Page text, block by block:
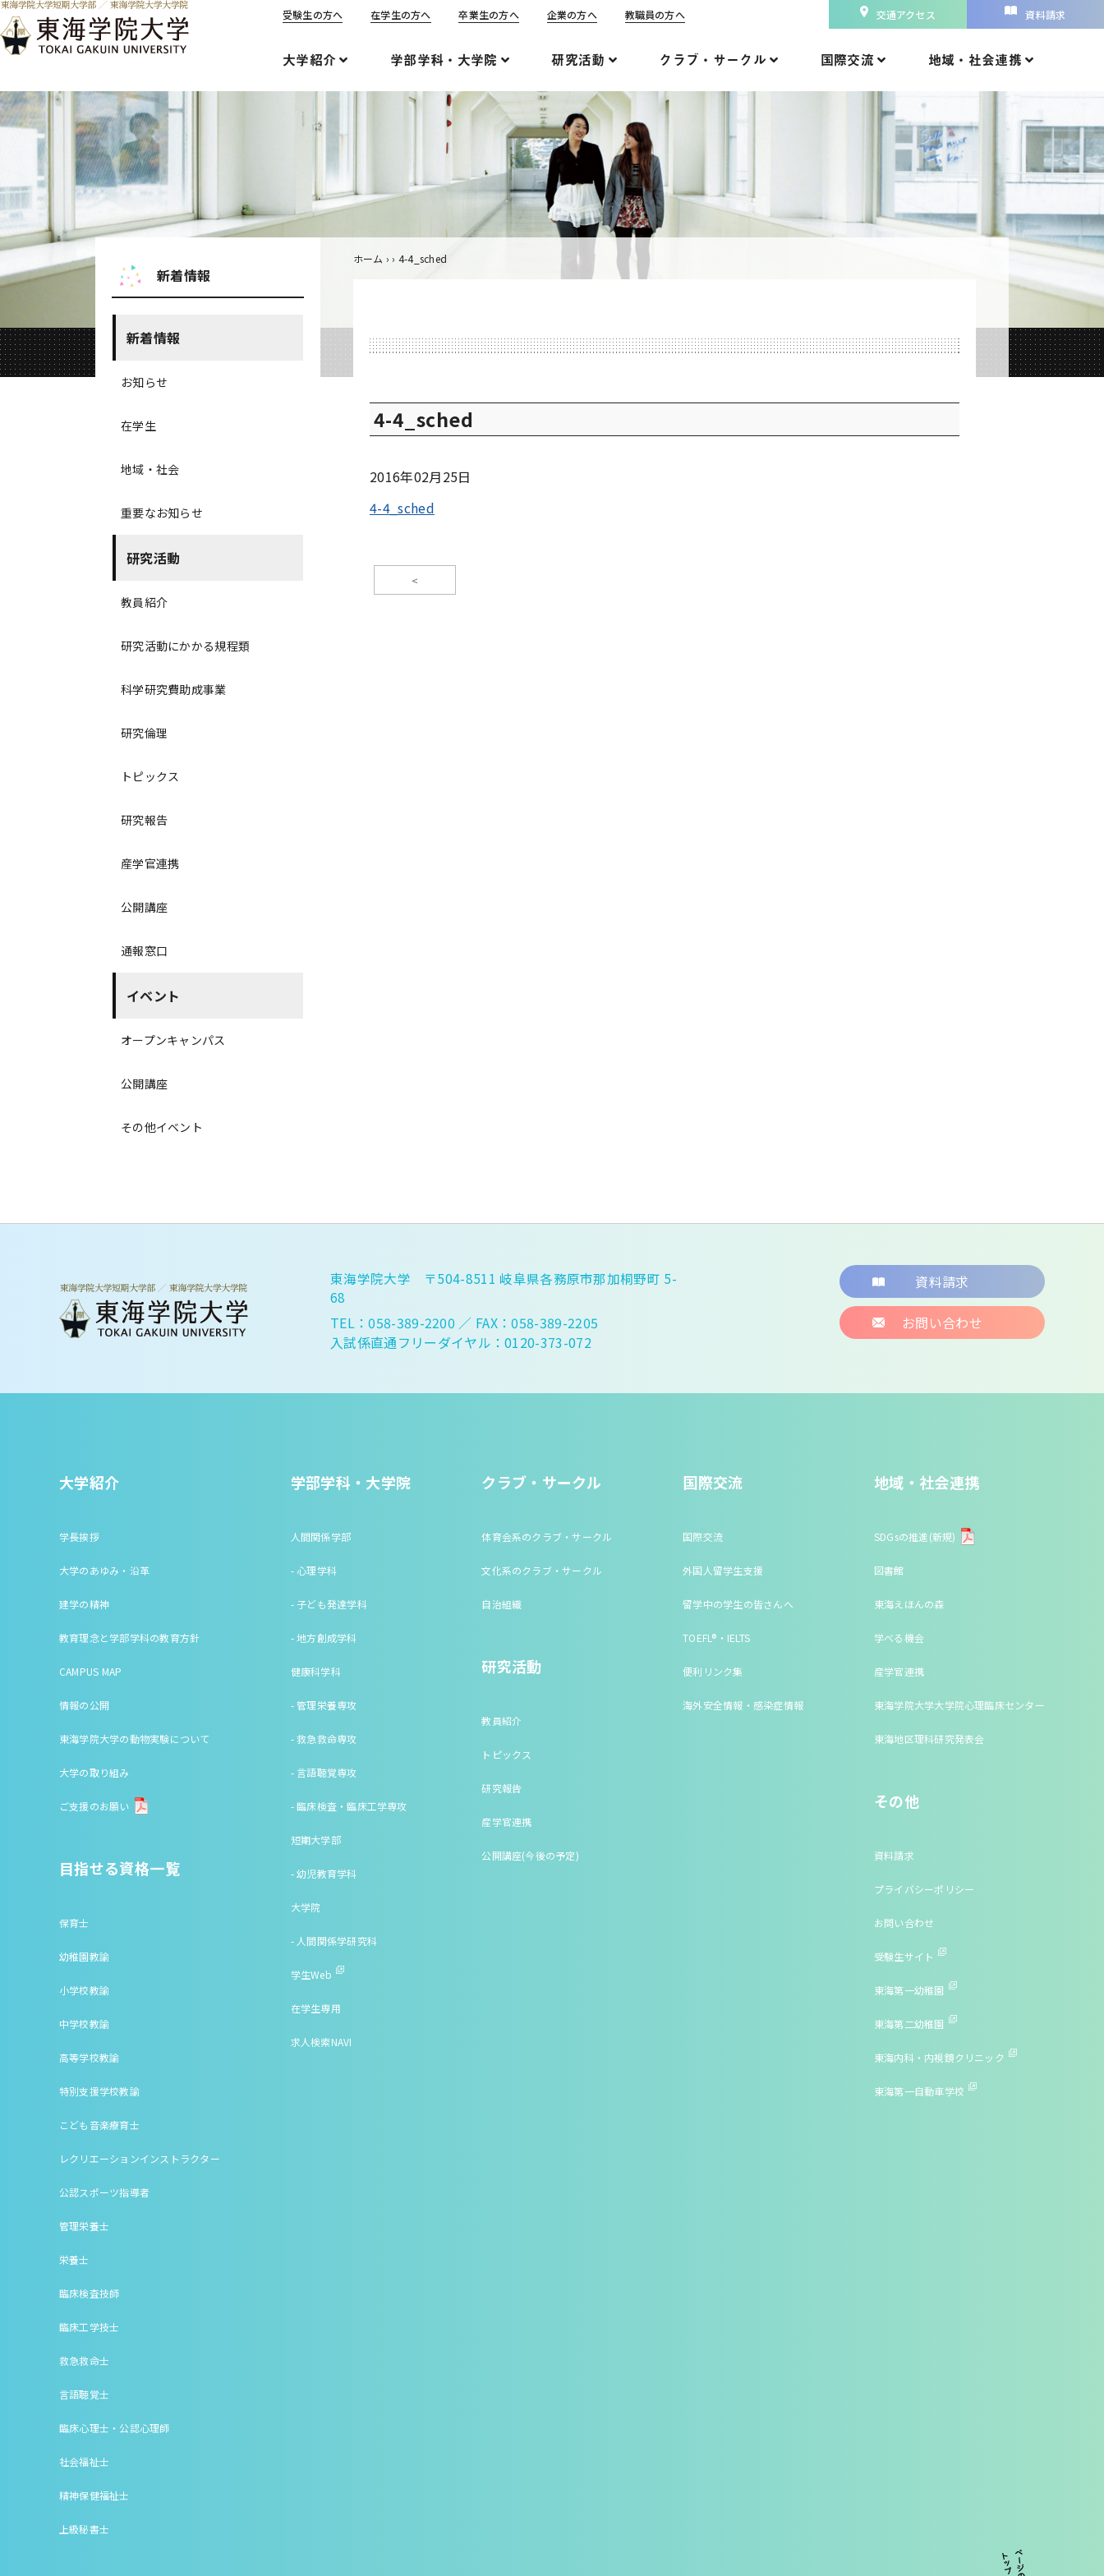
受験生の方へ 在学生の方へ 卒業生の方へ 企業の方へ 教職員の方へ 交通アクセス 資料請求
大学紹介 学部学科・大学院 研究活動 クラブ・サークル 国際交流 地域・社会連携
ホーム ›› 4-4_sched
4-4_sched
2016年02月25日
4-4_sched
<
新着情報
新着情報
お知らせ
在学生
地域・社会
重要なお知らせ
研究活動
教員紹介
研究活動にかかる規程類
科学研究費助成事業
研究倫理
トピックス
研究報告
産学官連携
公開講座
通報窓口
イベント
オープンキャンパス
公開講座
その他イベント
東海学院大学 〒504-8511 岐阜県各務原市那加桐野町 5-
68
TEL：058-389-2200 ／ FAX：058-389-2205
入試係直通フリーダイヤル：0120-373-072
資料請求
お問い合わせ
大学紹介
学長挨拶
大学のあゆみ・沿革
建学の精神
教育理念と学部学科の教育方針
CAMPUS MAP
情報の公開
東海学院大学の動物実験について
大学の取り組み
ご支援のお願い
目指せる資格一覧
保育士
幼稚園教諭
小学校教諭
中学校教諭
高等学校教諭
特別支援学校教諭
こども音楽療育士
レクリエーションインストラクター
公認スポーツ指導者
管理栄養士
栄養士
臨床検査技師
臨床工学技士
救急救命士
言語聴覚士
臨床心理士・公認心理師
社会福祉士
精神保健福祉士
上級秘書士
学部学科・大学院
人間関係学部
- 心理学科
- 子ども発達学科
- 地方創成学科
健康科学科
- 管理栄養専攻
- 救急救命専攻
- 言語聴覚専攻
- 臨床検査・臨床工学専攻
短期大学部
- 幼児教育学科
大学院
- 人間関係学研究科
学生Web
在学生専用
求人検索NAVI
クラブ・サークル
体育会系のクラブ・サークル
文化系のクラブ・サークル
自治組織
研究活動
教員紹介
トピックス
研究報告
産学官連携
公開講座(今後の予定)
国際交流
国際交流
外国人留学生支援
留学中の学生の皆さんへ
TOEFL®・IELTS
便利リンク集
海外安全情報・感染症情報
地域・社会連携
SDGsの推進(新規)
図書館
東海えほんの森
学べる機会
産学官連携
東海学院大学大学院心理臨床センター
東海地区理科研究発表会
その他
資料請求
プライバシーポリシー
お問い合わせ
受験生サイト
東海第一幼稚園
東海第二幼稚園
東海内科・内視鏡クリニック
東海第一自動車学校